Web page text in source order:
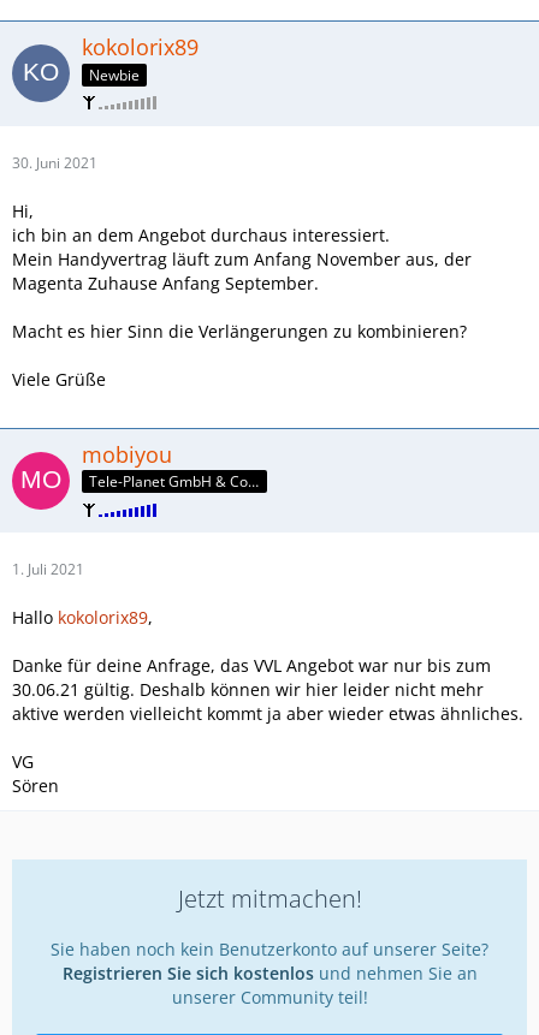
kokolorix89
Newbie
30. Juni 2021
Hi,
ich bin an dem Angebot durchaus interessiert.
Mein Handyvertrag läuft zum Anfang November aus, der
Magenta Zuhause Anfang September.
Macht es hier Sinn die Verlängerungen zu kombinieren?
Viele Grüße
mobiyou
Tele-Planet GmbH & Co. KG
1. Juli 2021
Hallo kokolorix89,
Danke für deine Anfrage, das VVL Angebot war nur bis zum
30.06.21 gültig. Deshalb können wir hier leider nicht mehr
aktive werden vielleicht kommt ja aber wieder etwas ähnliches.
VG
Sören
Jetzt mitmachen!
Sie haben noch kein Benutzerkonto auf unserer Seite?
Registrieren Sie sich kostenlosund nehmen Sie an
unserer Community teil!